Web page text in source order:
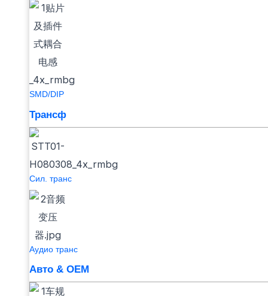
SMD/DIP
Трансф
Сил. транс
Аудио транс
Авто & OEM